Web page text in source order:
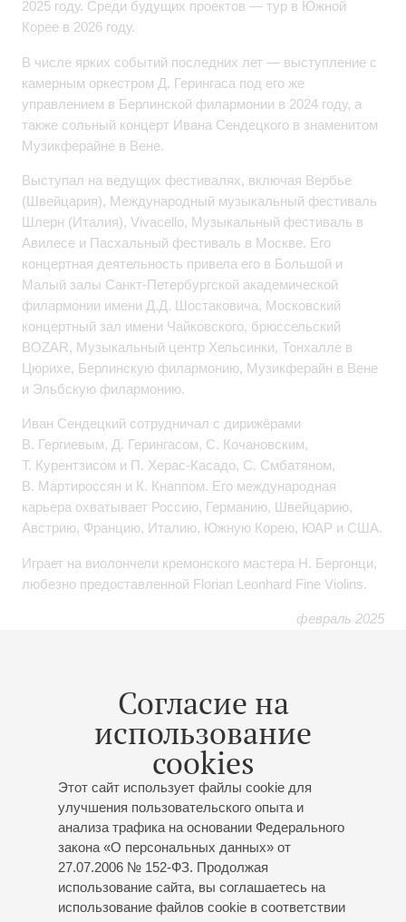
Согласие на
использование
cookies
Этот сайт использует файлы cookie для
улучшения пользовательского опыта и
анализа трафика на основании Федерального
закона «О персональных данных» от
27.07.2006 № 152-ФЗ. Продолжая
использование сайта, вы соглашаетесь на
использование файлов cookie в соответствии
2025 году. Среди будущих проектов — тур в Южной
Корее в 2026 году.
В числе ярких событий последних лет — выступление с
камерным оркестром Д. Герингаса под его же
управлением в Берлинской филармонии в 2024 году, а
также сольный концерт Ивана Сендецкого в знаменитом
Музикферайне в Вене.
Выступал на ведущих фестивалях, включая Вербье
(Швейцария), Международный музыкальный фестиваль
Шлерн (Италия), Vivacello, Музыкальный фестиваль в
Авилесе и Пасхальный фестиваль в Москве. Его
концертная деятельность привела его в Большой и
Малый залы Санкт-Петербургской академической
филармонии имени Д.Д. Шостаковича, Московский
концертный зал имени Чайковского, брюссельский
BOZAR, Музыкальный центр Хельсинки, Тонхалле в
Цюрихе, Берлинскую филармонию, Музикферайн в Вене
и Эльбскую филармонию.
Иван Сендецкий сотрудничал с дирижёрами
В. Гергиевым, Д. Герингасом, С. Кочановским,
Т. Курентзисом и П. Херас-Касадо, С. Смбатяном,
В. Мартироссян и К. Кнаппом. Его международная
карьера охватывает Россию, Германию, Швейцарию,
Австрию, Францию, Италию, Южную Корею, ЮАР и США.
Играет на виолончели кремонского мастера Н. Бергонци,
любезно предоставленной Florian Leonhard Fine Violins.
февраль 2025
ноября,2026 19:00,Вс
Иван Сендецкий (виолончель)
Концерт 9-го абонемента «Смычку волшебному
послушна»
Иван Сендецкий- виолончель;Олеся Морозова
фортепиано
И.С. Бах: Соната для виолы да гамба и клавесина